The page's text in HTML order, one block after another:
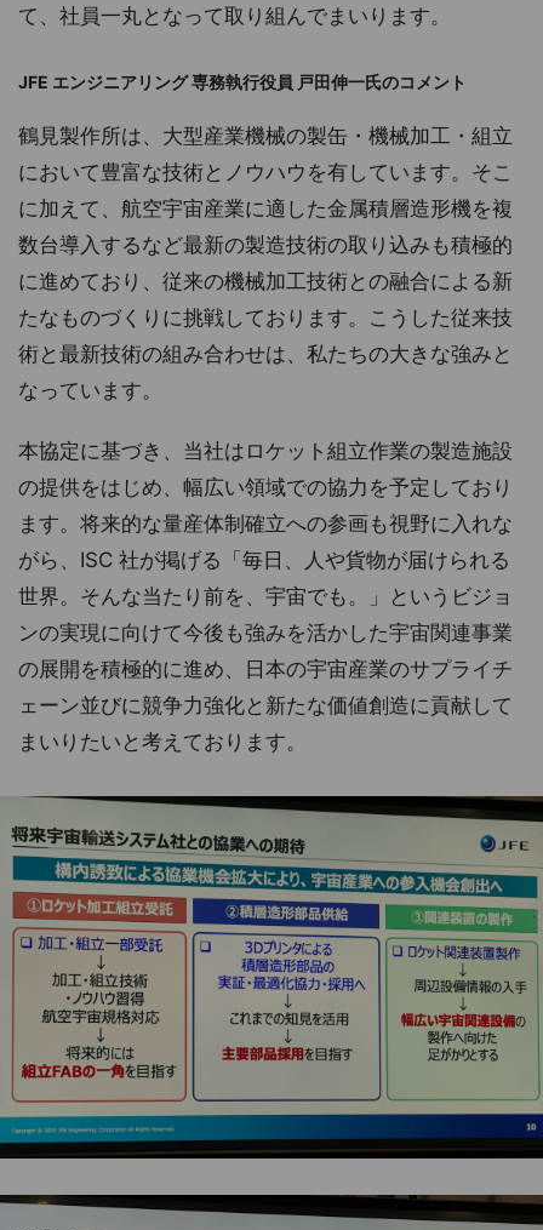
て、社員一丸となって取り組んでまいります。
JFE エンジニアリング 専務執行役員 戸田伸一氏のコメント
鶴見製作所は、大型産業機械の製缶・機械加工・組立
において豊富な技術とノウハウを有しています。そこ
に加えて、航空宇宙産業に適した金属積層造形機を複
数台導入するなど最新の製造技術の取り込みも積極的
に進めており、従来の機械加工技術との融合による新
たなものづくりに挑戦しております。こうした従来技
術と最新技術の組み合わせは、私たちの大きな強みと
なっています。
本協定に基づき、当社はロケット組立作業の製造施設
の提供をはじめ、幅広い領域での協力を予定しており
ます。将来的な量産体制確立への参画も視野に入れな
がら、ISC 社が掲げる「毎日、人や貨物が届けられる
世界。そんな当たり前を、宇宙でも。」というビジョ
ンの実現に向けて今後も強みを活かした宇宙関連事業
の展開を積極的に進め、日本の宇宙産業のサプライチ
ェーン並びに競争力強化と新たな価値創造に貢献して
まいりたいと考えております。